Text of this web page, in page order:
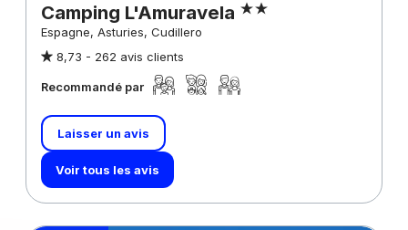
Camping L'Amuravela
Espagne, Asturies, Cudillero
8,73 - 262 avis clients
Recommandé par
Laisser un avis
Voir tous les avis